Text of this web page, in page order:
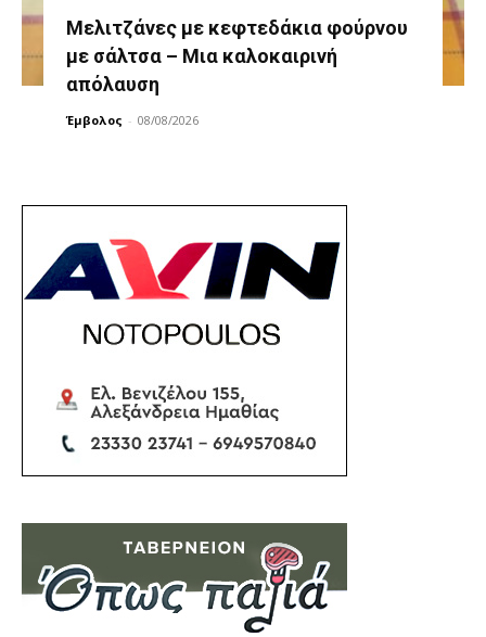
Μελιτζάνες με κεφτεδάκια φούρνου
με σάλτσα – Μια καλοκαιρινή
απόλαυση
Έμβολος - 08/08/2026